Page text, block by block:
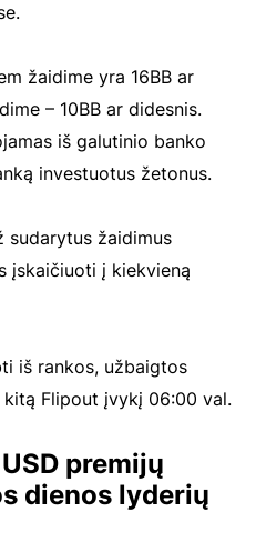
žaidime yra 16BB ar
– 10BB ar didesnis.
iš galutinio banko
investuotus žetonus.
sudarytus žaidimus
įskaičiuoti į kiekvieną
iš rankos, užbaigtos
Flipout įvykį 06:00 val.
USD premijų
dienos lyderių